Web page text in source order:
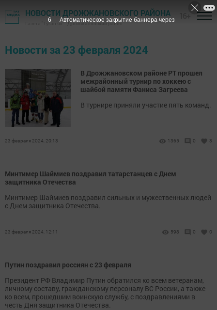
НОВОСТИ ДРОЖЖАНОВСКОГО РАЙОНА
Газета "Туган як" - Дрожжановский район
Новости за 23 февраля 2024
В Дрожжановском районе РТ прошел
межрайонный турнир по хоккею с
шайбой памяти Фаниса Загреева
В турнире приняли участие пять команд.
23 февраля 2024, 20:13 1365 0 3
Минтимер Шаймиев поздравил татарстанцев с Днем
защитника Отечества
Минтимер Шаймиев поздравил сильных и мужественных людей
с Днем защитника Отечества.
23 февраля 2024, 12:11 598 0 0
Путин поздравил россиян с 23 февраля
Президент РФ Владимир Путин обратился ко всем ветеранам,
личному составу, гражданскому персоналу ВС России, а также
ко всем, прошедшим воинскую службу, с поздравлениями в
честь Дня защитника Отечества.
6 Автоматическое закрытие баннера через